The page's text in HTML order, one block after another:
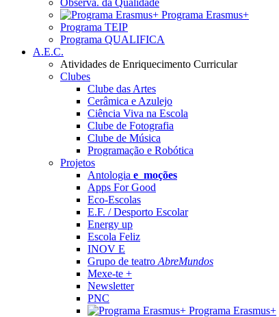
Observa. da Qualidade
Programa Erasmus+
Programa TEIP
Programa QUALIFICA
A.E.C.
Atividades de Enriquecimento Curricular
Clubes
Clube das Artes
Cerâmica e Azulejo
Ciência Viva na Escola
Clube de Fotografia
Clube de Música
Programação e Robótica
Projetos
Antologia e_moções
Apps For Good
Eco-Escolas
E.F. / Desporto Escolar
Energy up
Escola Feliz
INOV E
Grupo de teatro AbreMundos
Mexe-te +
Newsletter
PNC
Programa Erasmus+